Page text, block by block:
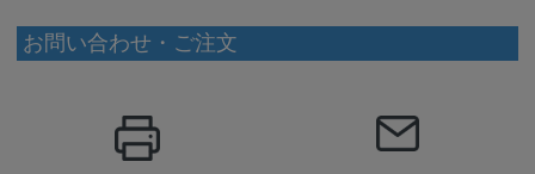
お問い合わせ・ご注文